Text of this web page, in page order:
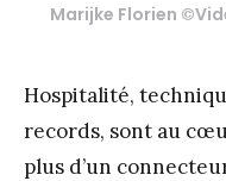
Marijke Florien
Hospitalité,
records, sont au
plus d’un